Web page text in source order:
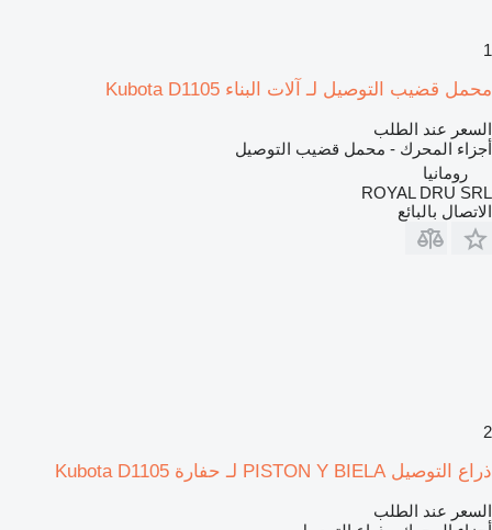
1
محمل قضيب التوصيل لـ آلات البناء Kubota D1105
السعر عند الطلب
أجزاء المحرك - محمل قضيب التوصيل
رومانيا
ROYAL DRU SRL
الاتصال بالبائع
2
ذراع التوصيل PISTON Y BIELA لـ حفارة Kubota D1105
السعر عند الطلب